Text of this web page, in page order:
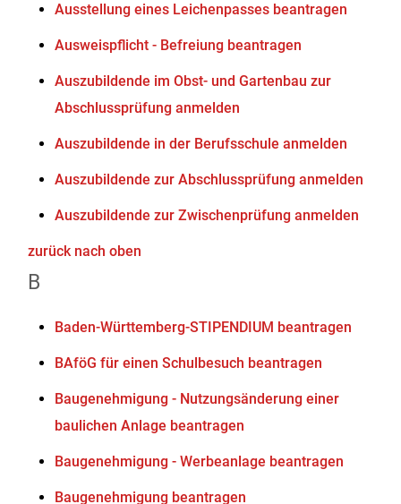
Ausstellung eines Leichenpasses beantragen
Ausweispflicht - Befreiung beantragen
Auszubildende im Obst- und Gartenbau zur
Abschlussprüfung anmelden
Auszubildende in der Berufsschule anmelden
Auszubildende zur Abschlussprüfung anmelden
Auszubildende zur Zwischenprüfung anmelden
zurück nach oben
B
Baden-Württemberg-STIPENDIUM beantragen
BAföG für einen Schulbesuch beantragen
Baugenehmigung - Nutzungsänderung einer
baulichen Anlage beantragen
Baugenehmigung - Werbeanlage beantragen
Baugenehmigung beantragen